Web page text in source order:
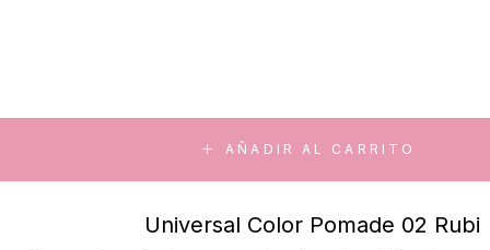
AÑADIR AL CARRITO
Universal Color Pomade 02 Rubi